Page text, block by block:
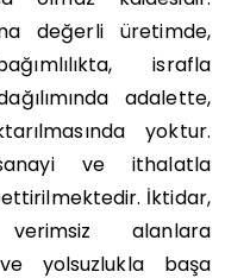
değerli üretimde,
israfla
adalette,
yoktur.
ve ithalatla
İktidar,
alanlara
yolsuzlukla başa